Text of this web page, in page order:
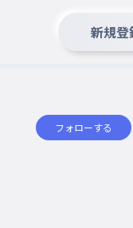
新規
フォローする